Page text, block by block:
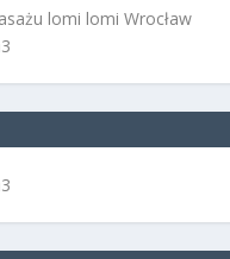
lomi lomi Wrocław